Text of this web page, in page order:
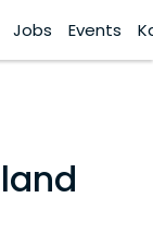
Jobs Events